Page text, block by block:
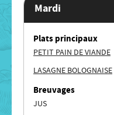
Mardi
Plats principaux
PETIT PAIN DE VIANDE
LASAGNE BOLOGNAISE
Breuvages
JUS